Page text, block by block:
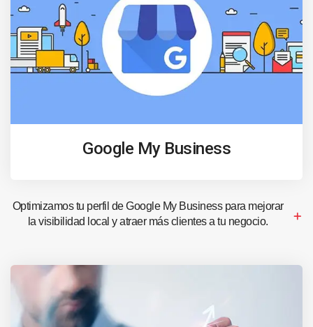
Google My Business
Optimizamos tu perfil de Google My Business para mejorar
la visibilidad local y atraer más clientes a tu negocio.